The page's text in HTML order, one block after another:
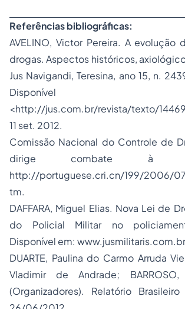
Referências bibliográficas:
AVELINO, Victor Pereira. A evolução
drogas. Aspectos históricos,
Jus Navigandi, Teresina, ano 15, n.
Disponível
<http://jus.com.br/revista/texto/14469
11 set. 2012.
Comissão Nacional do Controle de
dirige combate à
http://portuguese.cri.cn/199/2006/
tm.
DAFFARA, Miguel Elias. Nova Lei de
do Policial Militar no
Disponível em:
DUARTE, Paulina do Carmo Arruda
Vladimir de Andrade;
(Organizadores). Relatório